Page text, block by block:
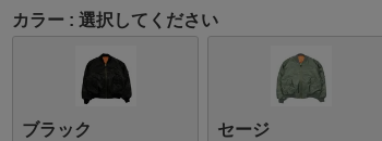
カラー 選択してください
ブラック セージ